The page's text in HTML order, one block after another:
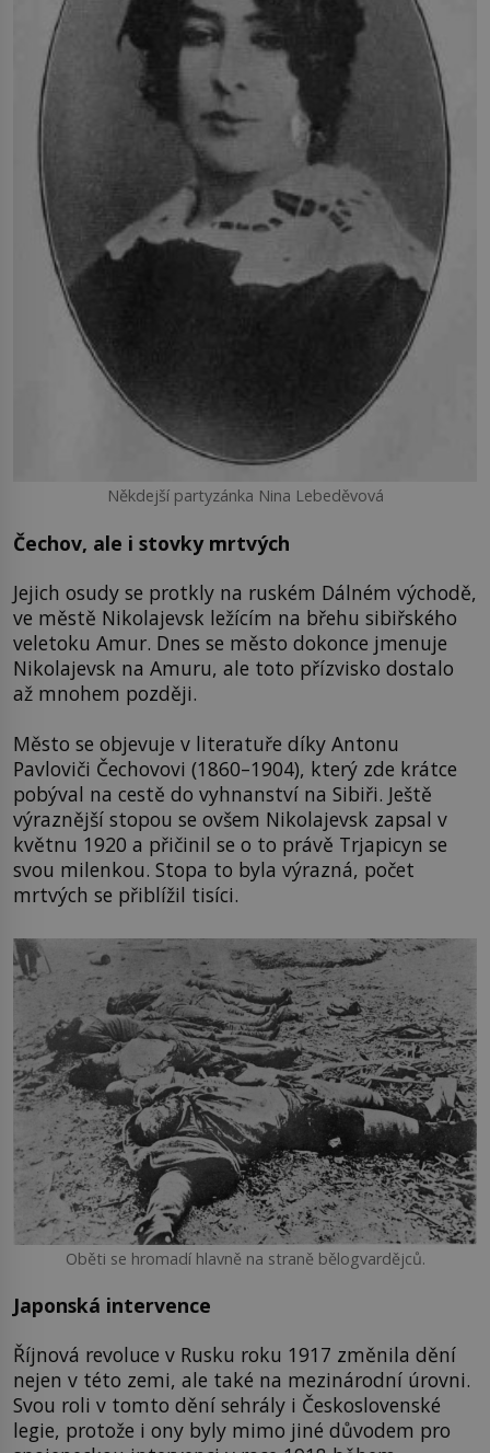
Někdejší partyzánka Nina Lebeděvová
Čechov, ale i stovky mrtvých
Jejich osudy se protkly na ruském Dálném východě,
ve městě Nikolajevsk ležícím na břehu sibiřského
veletoku Amur. Dnes se město dokonce jmenuje
Nikolajevsk na Amuru, ale toto přízvisko dostalo
až mnohem později.
Město se objevuje v literatuře díky Antonu
Pavloviči Čechovovi (1860–1904), který zde krátce
pobýval na cestě do vyhnanství na Sibiři. Ještě
výraznější stopou se ovšem Nikolajevsk zapsal v
květnu 1920 a přičinil se o to právě Trjapicyn se
svou milenkou. Stopa to byla výrazná, počet
mrtvých se přiblížil tisíci.
Oběti se hromadí hlavně na straně bělogvardějců.
Japonská intervence
Říjnová revoluce v Rusku roku 1917 změnila dění
nejen v této zemi, ale také na mezinárodní úrovni.
Svou roli v tomto dění sehrály i Československé
legie, protože i ony byly mimo jiné důvodem pro